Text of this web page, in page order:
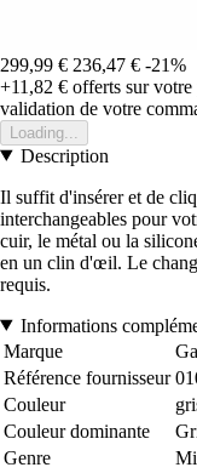
299,99 € 236,47 € -21%
+11,82 € offerts sur
validation de votre
Loading...
Description
Il suffit d'insérer et de
interchangeables pour
cuir, le métal ou la
en un clin d'œil. Le
requis.
Informations
Marque
Référence fournisseur
Couleur
Couleur dominante
Genre